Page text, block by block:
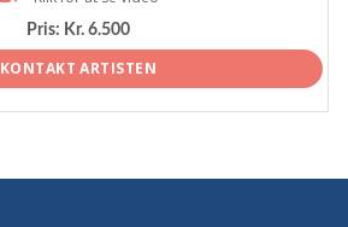
Pris: Kr. 6.500
KONTAKT ARTISTEN